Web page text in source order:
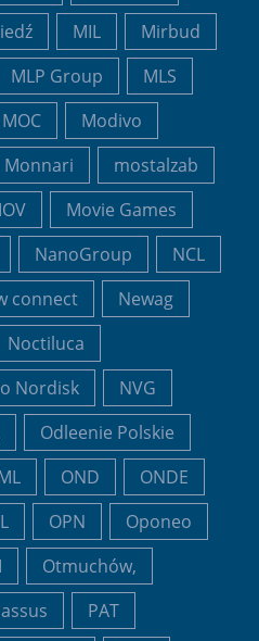
MIL
Mirbud
MLP Group
MLS
MOC
Modivo
Monnari
mostalzab
Movie Games
NanoGroup
NCL
connect
Newag
Noctiluca
Nordisk
NVG
Odleenie Polskie
OND
ONDE
OPN
Oponeo
Otmuchów,
PAT